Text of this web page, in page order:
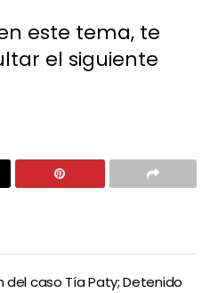
este tema, te
el siguiente
del caso Tía Paty; Detenido